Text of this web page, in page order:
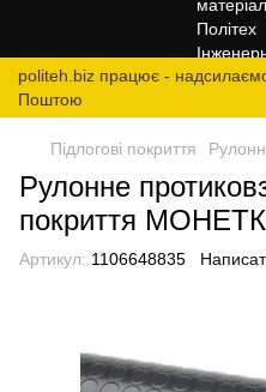
politeh.biz працює -
Поштою
Підлогові покриття
Рулонне
покриття
Артикул: 1106648835